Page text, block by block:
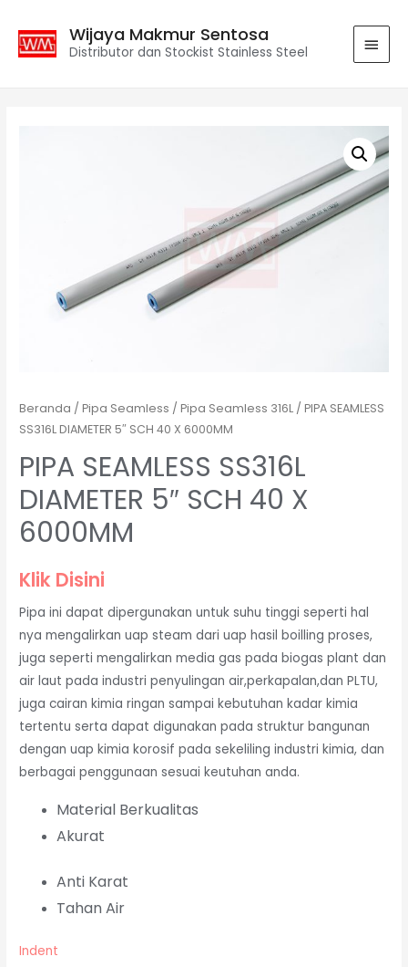
Wijaya Makmur Sentosa
Distributor dan Stockist Stainless Steel
Beranda /Pipa Seamless /Pipa Seamless 316L / PIPA SEAMLESS
SS316L DIAMETER 5″ SCH 40 X 6000MM
PIPA SEAMLESS SS316L
DIAMETER 5″ SCH 40 X
6000MM
Klik Disini
Pipa ini dapat dipergunakan untuk suhu tinggi seperti hal
nya mengalirkan uap steam dari uap hasil boilling proses,
juga seperti mengalirkan media gas pada biogas plant dan
air laut pada industri penyulingan air,perkapalan,dan PLTU,
juga cairan kimia ringan sampai kebutuhan kadar kimia
tertentu serta dapat digunakan pada struktur bangunan
dengan uap kimia korosif pada sekeliling industri kimia, dan
berbagai penggunaan sesuai keutuhan anda.
Material Berkualitas
Akurat
Anti Karat
Tahan Air
Indent